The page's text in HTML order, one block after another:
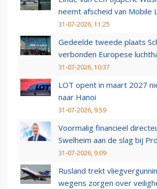
neemt afscheid van Mobile
31-07-2026, 11:25
Gedeelde tweede plaats
verbonden Europese
31-07-2026, 10:37
LOT opent in maart 2027
naar Hanoi
31-07-2026, 9:59
Voormalig financieel
Swelheim aan de slag bij
31-07-2026, 9:09
Rusland trekt
wegens zorgen over